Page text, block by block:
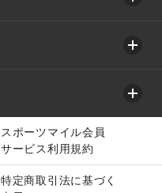
スポーツマイル会員
サービス利用規約
特定商取引法に基づく